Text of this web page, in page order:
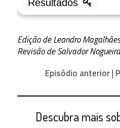
Edição de Leandro Magalhães
Revisão de Salvador Nogueira
Episódio anterior|
Descubra mais